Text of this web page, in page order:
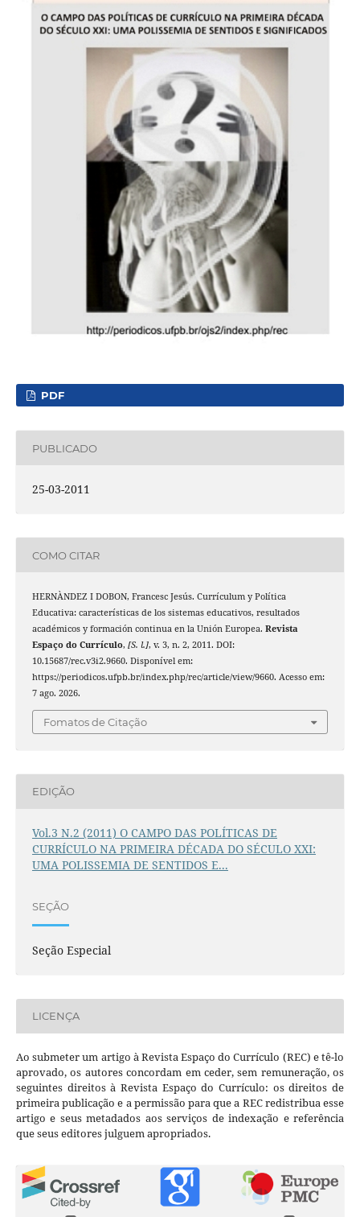
PDF
PUBLICADO
25-03-2011
COMO CITAR
HERNÀNDEZ I DOBON, Francesc Jesús. Currículum y Política
Educativa: características de los sistemas educativos, resultados
académicos y formación continua en la Unión Europea. Revista
Espaço do Currículo, [S. l.], v. 3, n. 2, 2011. DOI:
10.15687/rec.v3i2.9660. Disponível em:
https://periodicos.ufpb.br/index.php/rec/article/view/9660. Acesso em:
7 ago. 2026.
Fomatos de Citação
EDIÇÃO
Vol.3 N.2 (2011) O CAMPO DAS POLÍTICAS DE
CURRÍCULO NA PRIMEIRA DÉCADA DO SÉCULO XXI:
UMA POLISSEMIA DE SENTIDOS E...
SEÇÃO
Seção Especial
LICENÇA
Ao submeter um artigo à Revista Espaço do Currículo (REC) e tê-lo
aprovado, os autores concordam em ceder, sem remuneração, os
seguintes direitos à Revista Espaço do Currículo: os direitos de
primeira publicação e a permissão para que a REC redistribua esse
artigo e seus metadados aos serviços de indexação e referência
que seus editores julguem apropriados.